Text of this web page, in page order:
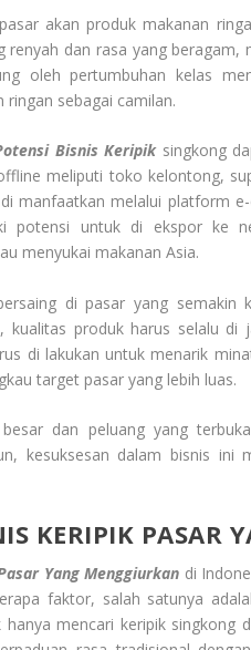
akan produk makanan
renyah dan rasa yang
oleh pertumbuhan kelas
sebagai camilan.
Bisnis Keripiksingkong
meliputi toko kelontong,
manfaatkan melalui platform
potensi untuk di ekspor ke
menyukai makanan Asia.
di pasar yang semakin
kualitas produk harus selalu
di lakukan untuk menarik
target pasar yang lebih luas.
dan peluang yang
kesuksesan dalam bisnis
KERIPIK PASAR
Yang Menggiurkan di
faktor, salah satunya
mencari keripik